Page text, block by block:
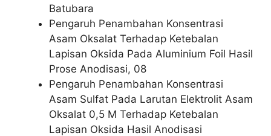
Batubara
Pengaruh Penambahan Konsentrasi
Asam Oksalat Terhadap Ketebalan
Lapisan Oksida Pada Aluminium Foil Hasil
Prose Anodisasi, 08
Pengaruh Penambahan Konsentrasi
Asam Sulfat Pada Larutan Elektrolit Asam
Oksalat 0,5 M Terhadap Ketebalan
Lapisan Oksida Hasil Anodisasi